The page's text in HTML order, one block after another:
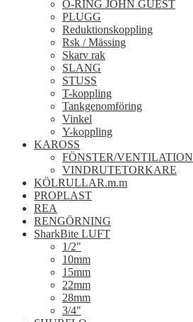
O-RING JOHN GUEST
PLUGG
Reduktionskoppling
Rsk / Mässing
Skarv rak
SLANG
STUSS
T-koppling
Tankgenomföring
Vinkel
Y-koppling
KAROSS
FÖNSTER/VENTILATION
VINDRUTETORKARE
KÖLRULLAR.m.m
PROPLAST
REA
RENGÖRNING
SharkBite LUFT
1/2"
10mm
15mm
22mm
28mm
3/4"